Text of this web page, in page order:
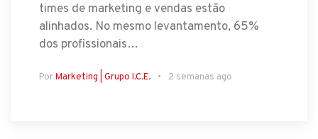
times de marketing e vendas estão
alinhados. No mesmo levantamento, 65%
dos profissionais…
PorMarketing | Grupo I.C.E. 2 semanas ago